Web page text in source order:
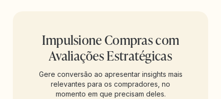
Impulsione Compras com
Avaliações Estratégicas
Gere conversão ao apresentar insights mais
relevantes para os compradores, no
momento em que precisam deles.